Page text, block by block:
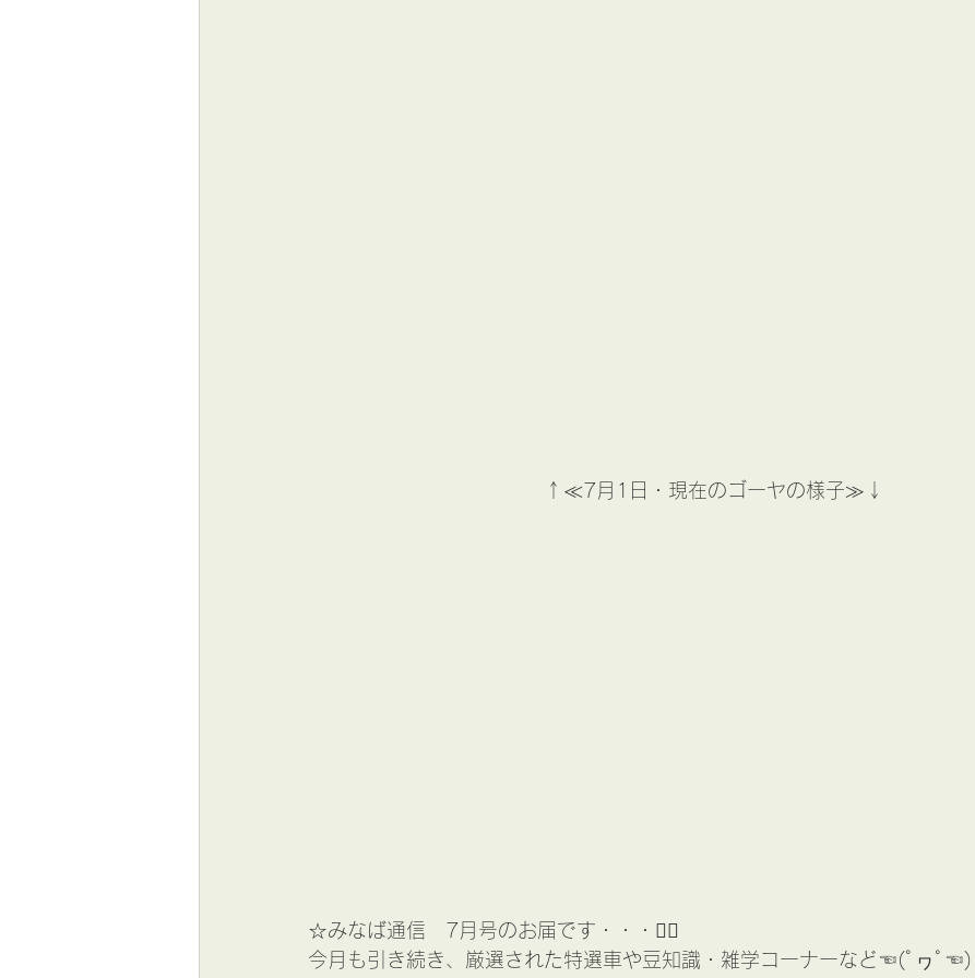
↑≪7月1日・現在のゴーヤの様子≫↓
☆みなば通信　7月号のお届です・・・🐱‍💻
今月も引き続き、厳選された特選車や豆知識・雑学コーナーなど☜(ﾟヮﾟ☜)